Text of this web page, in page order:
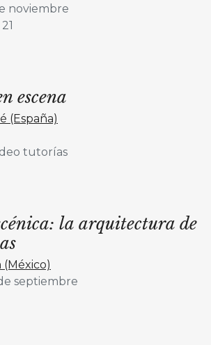
noviembre
escena
(España)
tutorías
la arquitectura de
(México)
septiembre